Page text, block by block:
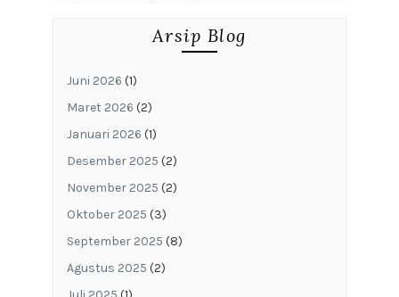
Arsip Blog
Juni 2026 (1)
Maret 2026 (2)
Januari 2026 (1)
Desember 2025 (2)
November 2025 (2)
Oktober 2025 (3)
September 2025 (8)
Agustus 2025 (2)